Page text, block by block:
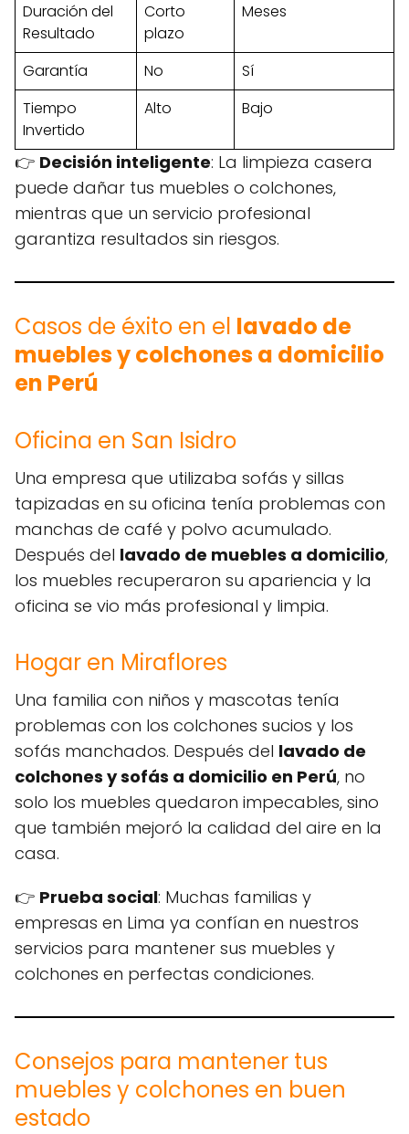
Duración del
Resultado
Corto
plazo
Meses
Garantía No
Sí
Tiempo
Invertido
Alto Bajo
👉 Decisión inteligente: La limpieza casera
puede dañar tus muebles o colchones,
mientras que un servicio profesional
garantiza resultados sin riesgos.
Casos de éxito en el lavado de
muebles y colchones a domicilio
en Perú
Oficina en San Isidro
Una empresa que utilizaba sofás y sillas
tapizadas en su oficina tenía problemas con
manchas de café y polvo acumulado.
Después del lavado de muebles a domicilio,
los muebles recuperaron su apariencia y la
oficina se vio más profesional y limpia.
Hogar en Miraflores
Una familia con niños y mascotas tenía
problemas con los colchones sucios y los
sofás manchados. Después del lavado de
colchones y sofás a domicilio en Perú, no
solo los muebles quedaron impecables, sino
que también mejoró la calidad del aire en la
casa.
👉 Prueba social: Muchas familias y
empresas en Lima ya confían en nuestros
servicios para mantener sus muebles y
colchones en perfectas condiciones.
Consejos para mantener tus
muebles y colchones en buen
estado